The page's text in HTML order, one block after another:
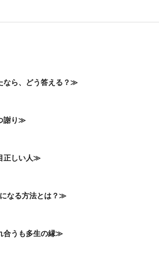
なら、どう答える？≫
謝り≫
正しい人≫
なる方法とは？≫
合うも多生の縁≫